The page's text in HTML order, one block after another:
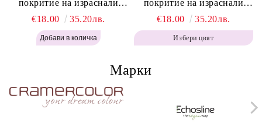
покритие на израснали
корени Топло Кафяво -
Labor Pro Instant Retouch
Powder - Warm Brown H643
€18.00 35.20лв.
покритие на израснали
корени Кафяво - Labor Pro
Instant Retouch Powder -
Brown H642
€18.00 35.20лв.
Избери цвят
Марки